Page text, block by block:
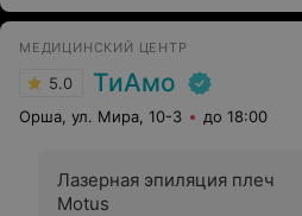
МЕДИЦИНСКИЙ ЦЕНТР
5.0 ТиАмо
Орша, ул. Мира, 10-3 до 18:00
Лазерная эпиляция плеч
Motus